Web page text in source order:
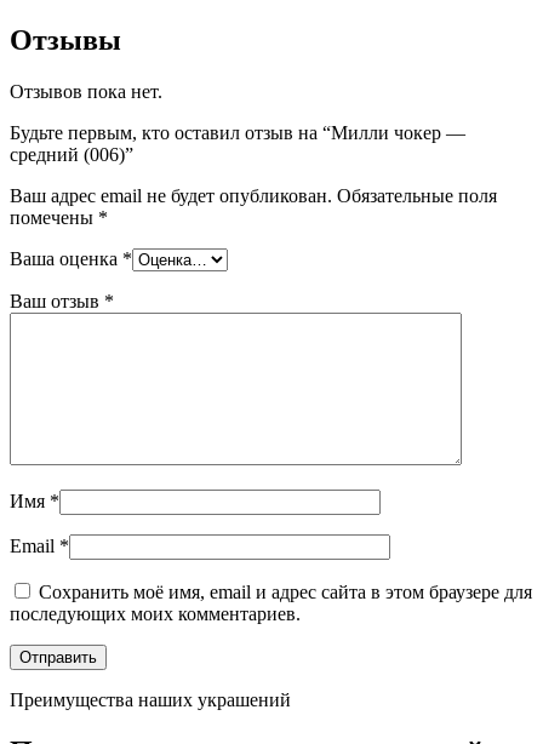
Отзывы
Отзывов пока нет.
Будьте первым, кто оставил отзыв на “Милли чокер —
средний (006)”
Ваш адрес email не будет опубликован. Обязательные поля
помечены *
Ваша оценка *
Ваш отзыв *
Имя *
Email *
Сохранить моё имя, email и адрес сайта в этом браузере для
последующих моих комментариев.
Преимущества наших украшений